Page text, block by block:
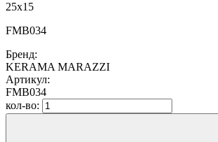
25x15
FMB034
Бренд:
KERAMA MARAZZI
Артикул:
FMB034
кол-во: